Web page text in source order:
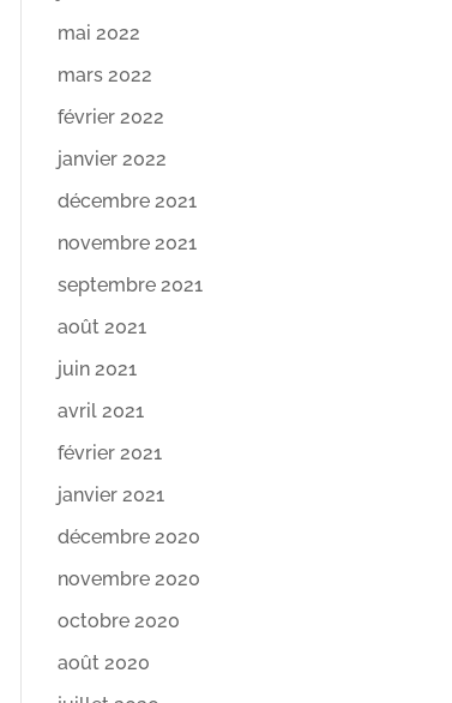
mai 2022
mars 2022
février 2022
janvier 2022
décembre 2021
novembre 2021
septembre 2021
août 2021
juin 2021
avril 2021
février 2021
janvier 2021
décembre 2020
novembre 2020
octobre 2020
août 2020